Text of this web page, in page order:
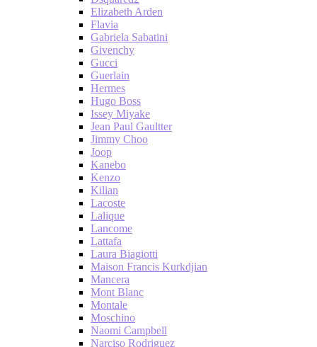
Elizabeth Arden
Flavia
Gabriela Sabatini
Givenchy
Gucci
Guerlain
Hermes
Hugo Boss
Issey Miyake
Jean Paul Gaultter
Jimmy Choo
Joop
Kanebo
Kenzo
Kilian
Lacoste
Lalique
Lancome
Lattafa
Laura Biagiotti
Maison Francis Kurkdjian
Mancera
Mont Blanc
Montale
Moschino
Naomi Campbell
Narciso Rodriguez